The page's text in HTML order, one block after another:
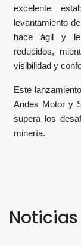
excelente
levantamiento
hace ágil y le
reducidos,
visibilidad y
Este
Andes Motor y
supera los
minería.